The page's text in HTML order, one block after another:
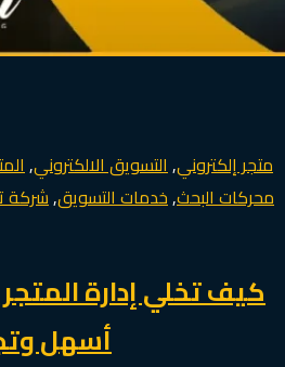
متجر إلكتروني,التسويق الالكتروني,
محركات البحث,خدمات التسويق,شركة
كيف تخلي إدارة
أسهل